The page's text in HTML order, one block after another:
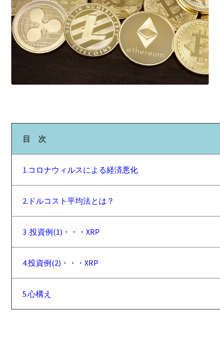
目 次
1.コロナウィルスによる経済悪化
2.ドルコスト平均法とは？
3 .投資例(1)・・・XRP
4.投資例(2)・・・XRP
5.心構え